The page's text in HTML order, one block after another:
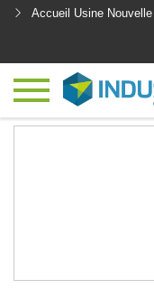
Accueil Usine Nouvelle